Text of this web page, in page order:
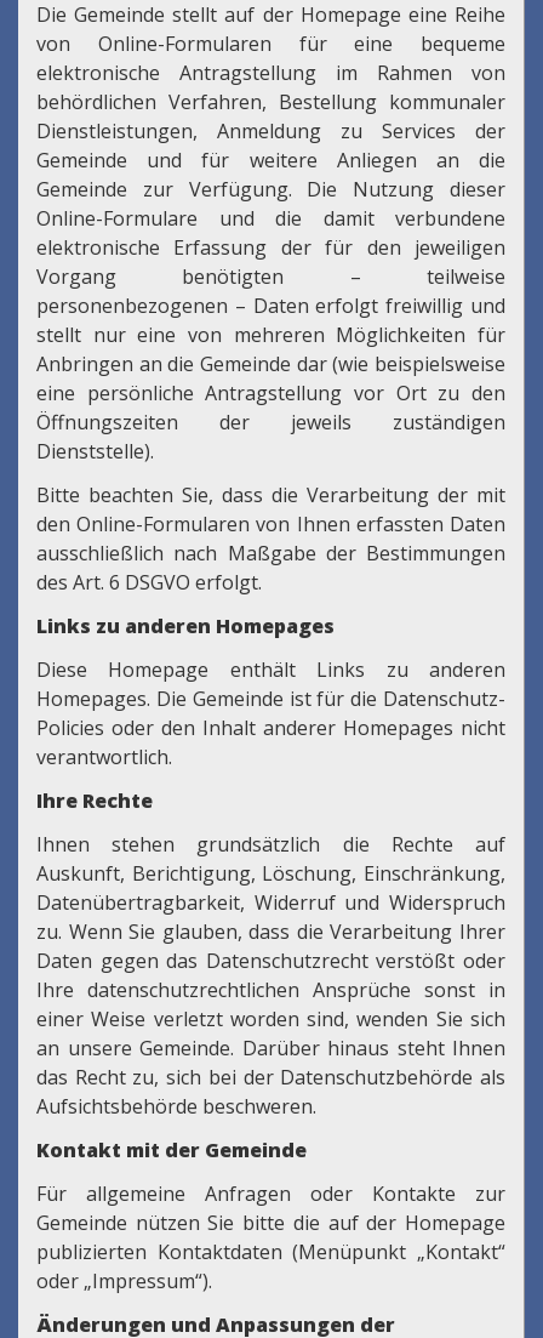
Die Gemeinde stellt auf der Homepage eine Reihe
von Online-Formularen für eine bequeme
elektronische Antragstellung im Rahmen von
behördlichen Verfahren, Bestellung kommunaler
Dienstleistungen, Anmeldung zu Services der
Gemeinde und für weitere Anliegen an die
Gemeinde zur Verfügung. Die Nutzung dieser
Online-Formulare und die damit verbundene
elektronische Erfassung der für den jeweiligen
Vorgang benötigten – teilweise
personenbezogenen – Daten erfolgt freiwillig und
stellt nur eine von mehreren Möglichkeiten für
Anbringen an die Gemeinde dar (wie beispielsweise
eine persönliche Antragstellung vor Ort zu den
Öffnungszeiten der jeweils zuständigen
Dienststelle).
Bitte beachten Sie, dass die Verarbeitung der mit
den Online-Formularen von Ihnen erfassten Daten
ausschließlich nach Maßgabe der Bestimmungen
des Art. 6 DSGVO erfolgt.
Links zu anderen Homepages
Diese Homepage enthält Links zu anderen
Homepages. Die Gemeinde ist für die Datenschutz-
Policies oder den Inhalt anderer Homepages nicht
verantwortlich.
Ihre Rechte
Ihnen stehen grundsätzlich die Rechte auf
Auskunft, Berichtigung, Löschung, Einschränkung,
Datenübertragbarkeit, Widerruf und Widerspruch
zu. Wenn Sie glauben, dass die Verarbeitung Ihrer
Daten gegen das Datenschutzrecht verstößt oder
Ihre datenschutzrechtlichen Ansprüche sonst in
einer Weise verletzt worden sind, wenden Sie sich
an unsere Gemeinde. Darüber hinaus steht Ihnen
das Recht zu, sich bei der Datenschutzbehörde als
Aufsichtsbehörde beschweren.
Kontakt mit der Gemeinde
Für allgemeine Anfragen oder Kontakte zur
Gemeinde nützen Sie bitte die auf der Homepage
publizierten Kontaktdaten (Menüpunkt „Kontakt“
oder „Impressum“).
Änderungen und Anpassungen der